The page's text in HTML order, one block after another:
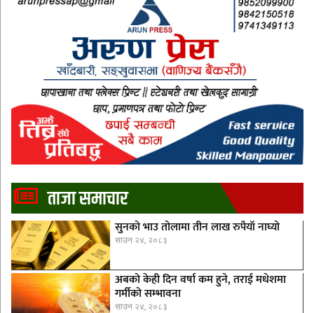
ताजा समाचार
सुनको भाउ तोलामा तीन लाख रुपैयाँ नाघ्यो
साउन २४, २०८३
अबको केही दिन वर्षा कम हुने, तराई मधेशमा
गर्मीको सम्भावना
साउन २४, २०८३